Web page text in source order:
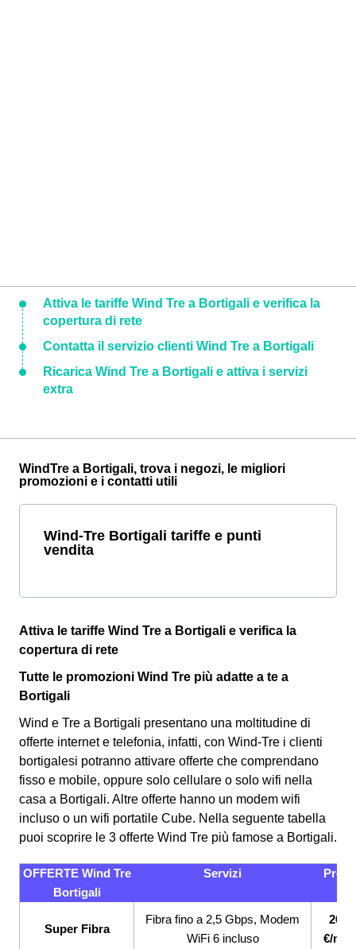
Attiva le tariffe Wind Tre a Bortigali e verifica la
copertura di rete
Contatta il servizio clienti Wind Tre a Bortigali
Ricarica Wind Tre a Bortigali e attiva i servizi
extra
WindTre a Bortigali, trova i negozi, le migliori
promozioni e i contatti utili
Wind-Tre Bortigali tariffe e punti
vendita
Attiva le tariffe Wind Tre a Bortigali e verifica la
copertura di rete
Tutte le promozioni Wind Tre più adatte a te a
Bortigali
Wind e Tre a Bortigali presentano una moltitudine di
offerte internet e telefonia, infatti, con Wind-Tre i clienti
bortigalesi potranno attivare offerte che comprendano
fisso e mobile, oppure solo cellulare o solo wifi nella
casa a Bortigali. Altre offerte hanno un modem wifi
incluso o un wifi portatile Cube. Nella seguente tabella
puoi scoprire le 3 offerte Wind Tre più famose a Bortigali.
OFFERTE Wind Tre
Bortigali
Servizi
Super Fibra
Fibra fino a 2,5 Gbps, Modem
WiFi 6 incluso
€/